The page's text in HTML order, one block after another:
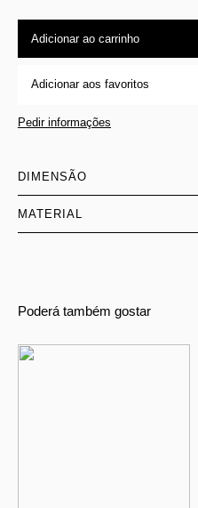
Adicionar ao carrinho
Adicionar aos favoritos
Pedir informações
DIMENSÃO
MATERIAL
Poderá também gostar